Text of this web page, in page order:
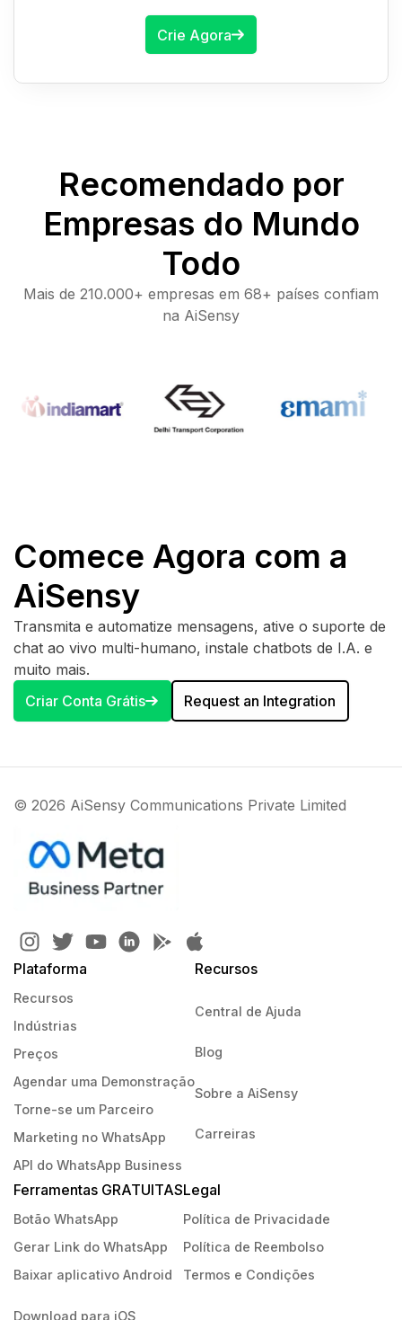
Crie Agora
Recomendado por
Empresas do Mundo
Todo
Mais de 210.000+ empresas em 68+ países confiam
na AiSensy
Comece Agora com a
AiSensy
Transmita e automatize mensagens, ative o suporte de
chat ao vivo multi-humano, instale chatbots de I.A. e
muito mais.
Criar Conta Grátis
Request an Integration
© 2026 AiSensy Communications Private Limited
Plataforma
Recursos
Indústrias
Preços
Agendar uma Demonstração
Torne-se um Parceiro
Marketing no WhatsApp
API do WhatsApp Business
Recursos
Central de Ajuda
Blog
Sobre a AiSensy
Carreiras
Ferramentas GRATUITAS
Botão WhatsApp
Gerar Link do WhatsApp
Baixar aplicativo Android
Download para iOS
Legal
Política de Privacidade
Política de Reembolso
Termos e Condições